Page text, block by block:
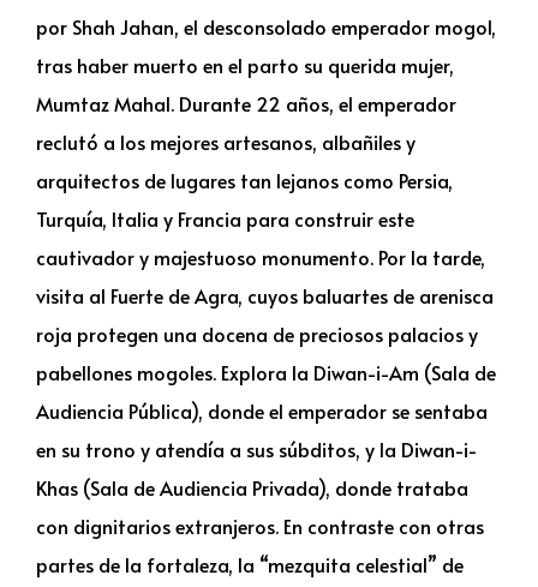
por Shah Jahan, el desconsolado emperador mogol,
tras haber muerto en el parto su querida mujer,
Mumtaz Mahal. Durante 22 años, el emperador
reclutó a los mejores artesanos, albañiles y
arquitectos de lugares tan lejanos como Persia,
Turquía, Italia y Francia para construir este
cautivador y majestuoso monumento. Por la tarde,
visita al Fuerte de Agra, cuyos baluartes de arenisca
roja protegen una docena de preciosos palacios y
pabellones mogoles. Explora la Diwan-i-Am (Sala de
Audiencia Pública), donde el emperador se sentaba
en su trono y atendía a sus súbditos, y la Diwan-i-
Khas (Sala de Audiencia Privada), donde trataba
con dignitarios extranjeros. En contraste con otras
partes de la fortaleza, la “mezquita celestial” de